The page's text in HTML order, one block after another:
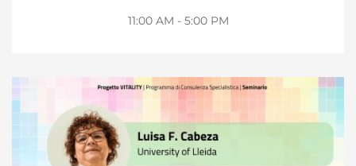
11:00 AM - 5:00 PM